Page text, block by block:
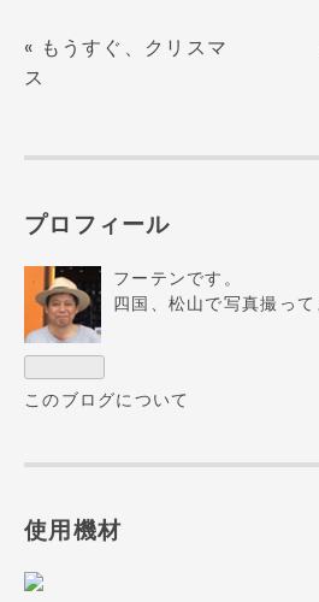
« もうすぐ、クリスマ
ス
プロフィール
フーテンです。
四国、松山で写真撮って
このブログについて
使用機材